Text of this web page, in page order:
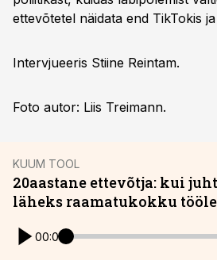
ettevõtetel näidata end TikTokis
Intervjueeris Stiine Reintam.
Foto autor: Liis Treimann.
KUUM TOOL
20aastane ettevõtja: kui
läheks raamatukokku tööle
00:00